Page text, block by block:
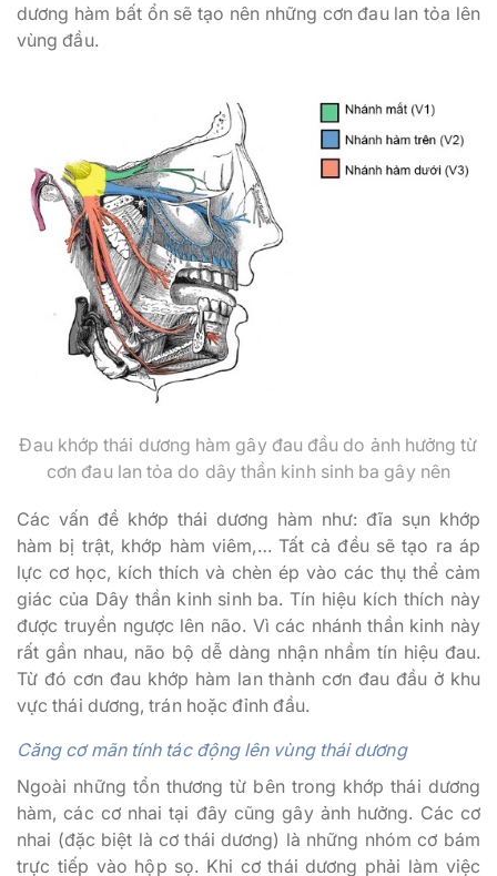
dương hàm bất ổn sẽ tạo nên những cơn đau lan tỏa lên
vùng đầu.
Đau khớp thái dương hàm gây đau đầu do ảnh hưởng từ
cơn đau lan tỏa do dây thần kinh sinh ba gây nên
Các vấn đề khớp thái dương hàm như: đĩa sụn khớp
hàm bị trật, khớp hàm viêm,… Tất cả đều sẽ tạo ra áp
lực cơ học, kích thích và chèn ép vào các thụ thể cảm
giác của Dây thần kinh sinh ba. Tín hiệu kích thích này
được truyền ngược lên não. Vì các nhánh thần kinh này
rất gần nhau, não bộ dễ dàng nhận nhầm tín hiệu đau.
Từ đó cơn đau khớp hàm lan thành cơn đau đầu ở khu
vực thái dương, trán hoặc đỉnh đầu.
Căng cơ mãn tính tác động lên vùng thái dương
Ngoài những tổn thương từ bên trong khớp thái dương
hàm, các cơ nhai tại đây cũng gây ảnh hưởng. Các cơ
nhai (đặc biệt là cơ thái dương) là những nhóm cơ bám
trực tiếp vào hộp sọ. Khi cơ thái dương phải làm việc